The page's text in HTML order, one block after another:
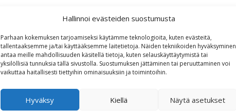
Hallinnoi evästeiden suostumusta
Parhaan kokemuksen tarjoamiseksi käytämme teknologioita, kuten evästeitä,
tallentaaksemme ja/tai käyttääksemme laitetietoja. Näiden tekniikoiden hyväksyminen
antaa meille mahdollisuuden käsitellä tietoja, kuten selauskäyttäytymistä tai
yksilöllisiä tunnuksia tällä sivustolla. Suostumuksen jättäminen tai peruuttaminen voi
vaikuttaa haitallisesti tiettyihin ominaisuuksiin ja toimintoihin.
Hyväksy Kiellä Näytä asetukset